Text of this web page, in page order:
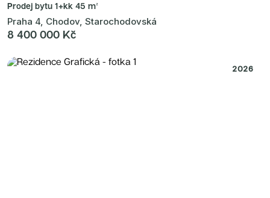
Prodej bytu 1+kk 45 m²
Praha 4, Chodov, Starochodovská
8 400 000 Kč
2026